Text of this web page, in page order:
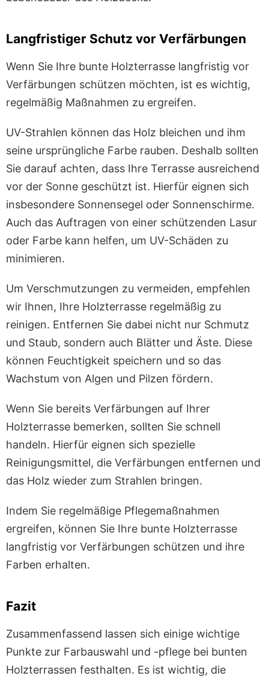
Langfristiger Schutz vor Verfärbungen
Wenn Sie Ihre bunte Holzterrasse langfristig vor
Verfärbungen schützen möchten, ist es wichtig,
regelmäßig Maßnahmen zu ergreifen.
UV-Strahlen können das Holz bleichen und ihm
seine ursprüngliche Farbe rauben. Deshalb sollten
Sie darauf achten, dass Ihre Terrasse ausreichend
vor der Sonne geschützt ist. Hierfür eignen sich
insbesondere Sonnensegel oder Sonnenschirme.
Auch das Auftragen von einer schützenden Lasur
oder Farbe kann helfen, um UV-Schäden zu
minimieren.
Um Verschmutzungen zu vermeiden, empfehlen
wir Ihnen, Ihre Holzterrasse regelmäßig zu
reinigen. Entfernen Sie dabei nicht nur Schmutz
und Staub, sondern auch Blätter und Äste. Diese
können Feuchtigkeit speichern und so das
Wachstum von Algen und Pilzen fördern.
Wenn Sie bereits Verfärbungen auf Ihrer
Holzterrasse bemerken, sollten Sie schnell
handeln. Hierfür eignen sich spezielle
Reinigungsmittel, die Verfärbungen entfernen und
das Holz wieder zum Strahlen bringen.
Indem Sie regelmäßige Pflegemaßnahmen
ergreifen, können Sie Ihre bunte Holzterrasse
langfristig vor Verfärbungen schützen und ihre
Farben erhalten.
Fazit
Zusammenfassend lassen sich einige wichtige
Punkte zur Farbauswahl und -pflege bei bunten
Holzterrassen festhalten. Es ist wichtig, die